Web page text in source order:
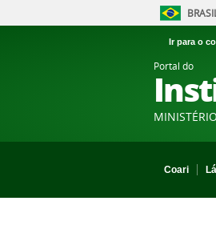
Ir para o
Portal do
Coari